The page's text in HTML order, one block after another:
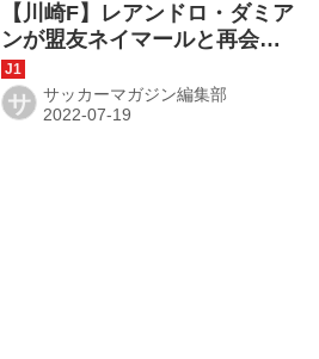
【川崎F】レアンドロ・ダミア
ンが盟友ネイマールと再会マ
ッチ。｢若い選手が世界のトッ
プと比較できる｣
サ サッカーマガジン編集部